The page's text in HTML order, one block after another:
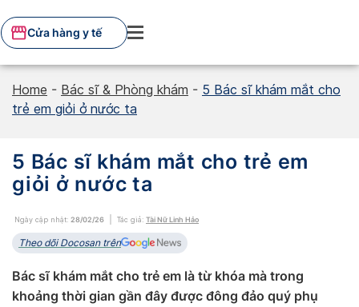
to
content
Cửa hàng y tế
Home - Bác sĩ & Phòng khám - 5 Bác sĩ khám mắt cho
trẻ em giỏi ở nước ta
5 Bác sĩ khám mắt cho trẻ em
giỏi ở nước ta
Ngày cập nhật: 28/02/26 Tác giả: Tài Nữ Linh Hảo
Theo dõi Docosan trên
Bác sĩ khám mắt cho trẻ em là từ khóa mà trong
khoảng thời gian gần đây được đông đảo quý phụ